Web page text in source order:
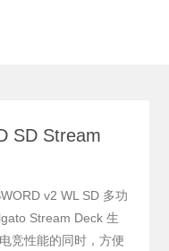
SD Stream
v2 WL SD 多功
Stream Deck 生
竞性能的同时，方便